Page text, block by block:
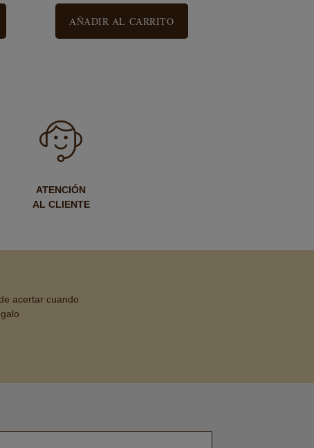
AÑADIR AL CARRITO
ATENCIÓN
AL CLIENTE
acertar cuando